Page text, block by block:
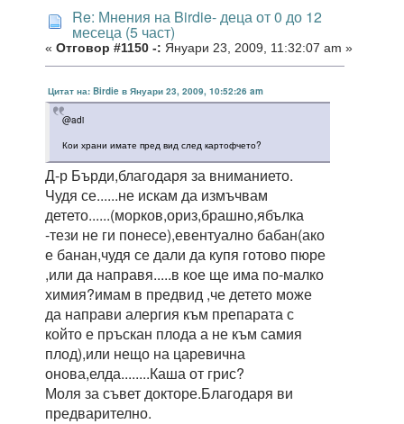
Re: Мнения на Birdie- деца от 0 до 12
месеца (5 част)
« Отговор #1150 -: Януари 23, 2009, 11:32:07 am »
Цитат на: Birdie в Януари 23, 2009, 10:52:26 am
@adi
Кои храни имате пред вид след картофчето?
Д-р Бърди,благодаря за вниманието.
Чудя се......не искам да измъчвам
детето......(морков,ориз,брашно,ябълка
-тези не ги понесе),евентуално бабан(ако
е банан,чудя се дали да купя готово пюре
,или да направя.....в кое ще има по-малко
химия?имам в предвид ,че детето може
да направи алергия към препарата с
който е пръскан плода а не към самия
плод),или нещо на царевична
онова,елда........Каша от грис?
Моля за съвет докторе.Благодаря ви
предварително.